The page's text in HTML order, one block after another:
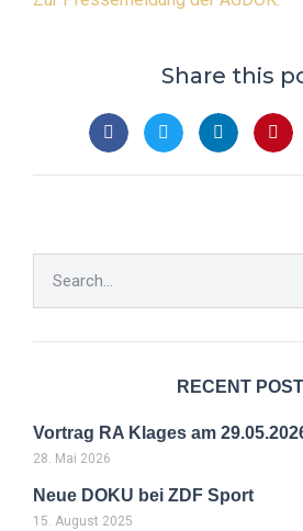
Share this
RECENT
Vortrag RA Klages am
28. Mai 2026
Neue DOKU bei ZDF Sport
15. August 2025